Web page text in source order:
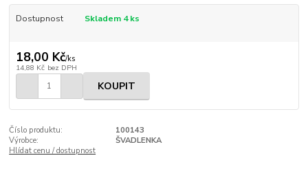
Dostupnost Skladem 4 ks
18,00 Kč/ks
14,88 Kč bez DPH
KOUPIT
Číslo produktu:
100143
Výrobce:
ŠVADLENKA
Hlídat cenu / dostupnost